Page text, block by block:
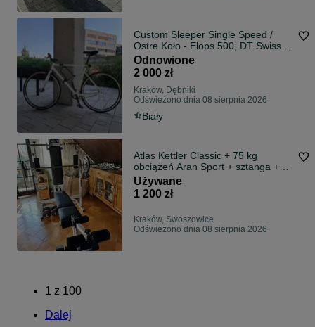
Custom Sleeper Single Speed /
Ostre Koło - Elops 500, DT Swiss,
Izumi, Novatec
Odnowione
2 000 zł
Kraków, Dębniki
Odświeżono dnia 08 sierpnia 2026
Biały
Atlas Kettler Classic + 75 kg
obciążeń Aran Sport + sztanga +
hantle
Używane
1 200 zł
Kraków, Swoszowice
Odświeżono dnia 08 sierpnia 2026
1 z 100
Dalej